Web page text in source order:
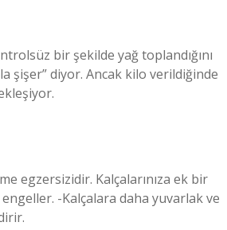
bir şekilde yağ toplandığını
şişer” diyor. Ancak kilo verildiğinde
egzersizidir. Kalçalarınıza ek bir
-Kalçalara daha yuvarlak ve